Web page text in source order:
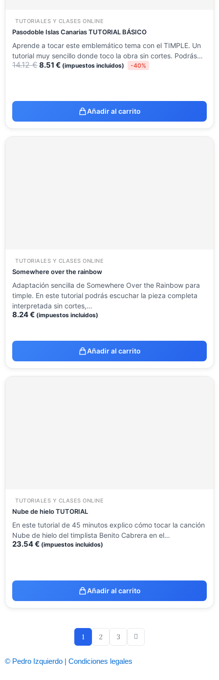
TUTORIALES Y CLASES ONLINE
Pasodoble Islas Canarias TUTORIAL BÁSICO
Aprende a tocar este emblemático tema con el TIMPLE. Un
tutorial muy sencillo donde toco la obra sin cortes. Podrás…
14.12€8.51 € (impuestos incluidos) -40%
Añadir al carrito
TUTORIALES Y CLASES ONLINE
Somewhere over the rainbow
Adaptación sencilla de Somewhere Over the Rainbow para
timple. En este tutorial podrás escuchar la pieza completa
interpretada sin cortes,…
8.24€ (impuestos incluidos)
Añadir al carrito
TUTORIALES Y CLASES ONLINE
Nube de hielo TUTORIAL
En este tutorial de 45 minutos explico cómo tocar la canción
Nube de hielo del timplista Benito Cabrera en el…
23.54€ (impuestos incluidos)
Añadir al carrito
1 2 3
© Pedro Izquierdo | Condiciones legales